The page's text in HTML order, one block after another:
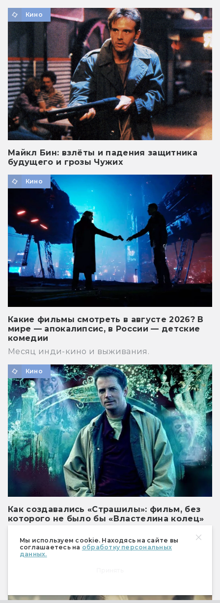
Мы используем cookie. Находясь на сайте вы
соглашаетесь на обработку персональных
данных.
Кино
Майкл Бин: взлёты и падения защитника
будущего и грозы Чужих
Кино
Какие фильмы смотреть в августе 2026? В
мире — апокалипсис, в России — детские
комедии
Месяц инди-кино и выживания.
Кино
Как создавались «Страшилы»: фильм, без
которого не было бы «Властелина колец»
Размыслович рассказывает историю его
появления.